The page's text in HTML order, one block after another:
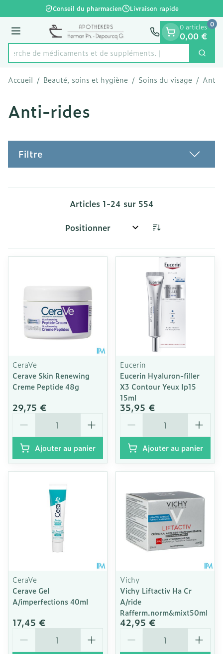
Aller au contenu
1 de 1
Conseil du pharmacien Livraison rapide
Menu
Rechercher
Recherche de médicaments
0 articles
0,00 €
0
Accueil / Beauté, soins et hygiène / Soins du visage / Anti-
Anti-rides
Filtre
Articles 1-24 sur 554
Trier par:
CeraVe
Cerave Skin Renewing
Creme Peptide 48g
29,75 €
Ajouter au panier
Eucerin
Eucerin Hyaluron-filler
X3 Contour Yeux Ip15
15ml
35,95 €
Ajouter au panier
CeraVe
Cerave Gel
A/imperfections 40ml
17,45 €
Vichy
Vichy Liftactiv Ha Cr
A/ride
Rafferm.norm&mixt50ml
42,95 €